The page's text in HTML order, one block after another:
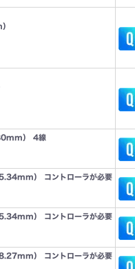
） 4線
） コントローラが必要
） コントローラが必要
） コントローラが必要